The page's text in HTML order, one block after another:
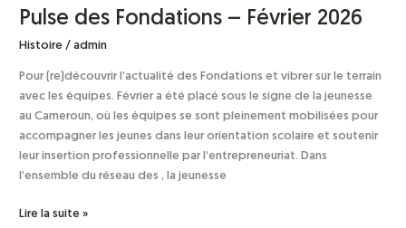
Pulse des Fondations – Février 2026
Histoire /admin
Pour (re)découvrir l’actualité des Fondations et vibrer sur le terrain
avec les équipes. Février a été placé sous le signe de la jeunesse
au Cameroun, où les équipes se sont pleinement mobilisées pour
accompagner les jeunes dans leur orientation scolaire et soutenir
leur insertion professionnelle par l’entrepreneuriat. Dans
l’ensemble du réseau des , la jeunesse
Lire la suite »